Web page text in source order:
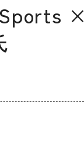
相談
×